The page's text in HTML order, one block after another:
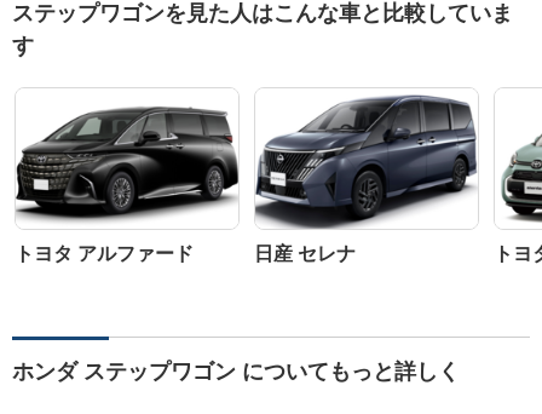
ステップワゴンを見た人はこんな車と比較していま
す
トヨタ アルファード 日産 セレナ ト
ホンダ ステップワゴン についてもっと詳しく